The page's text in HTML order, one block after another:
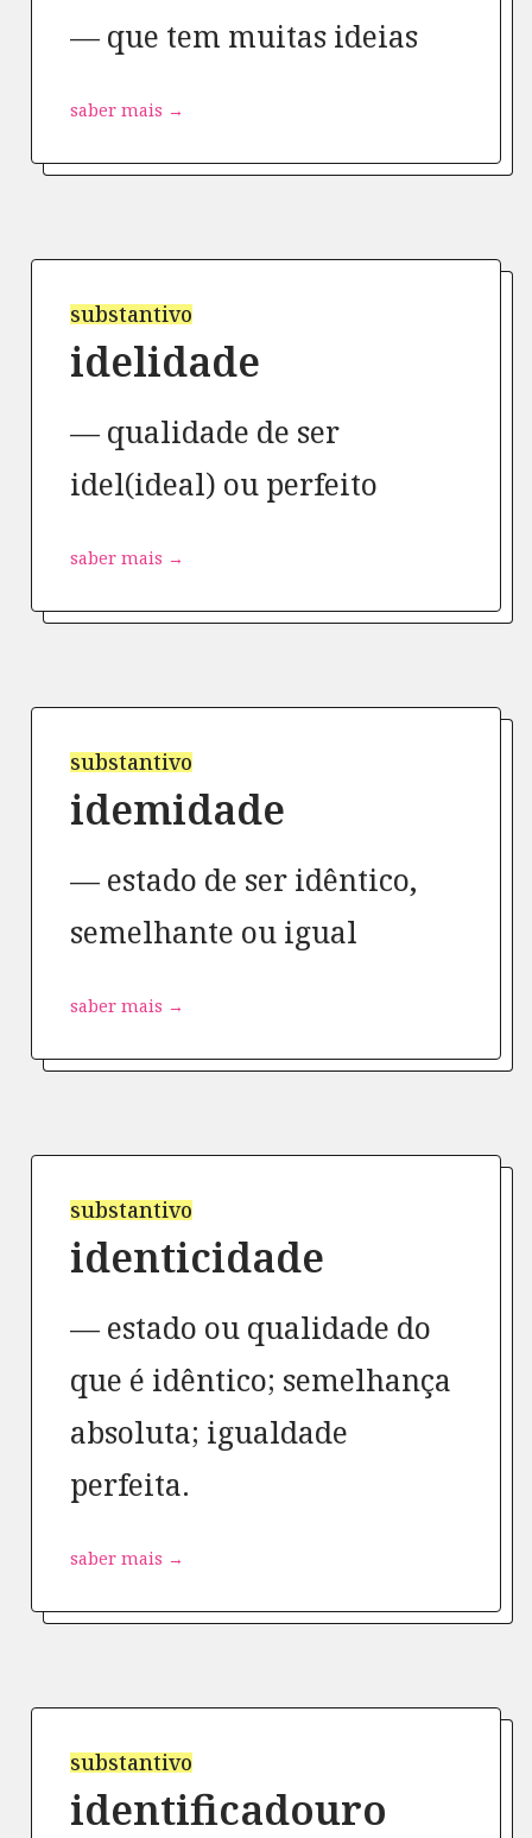
que tem muitas ideias
saber mais →
substantivo
idelidade
qualidade de ser
idel(ideal) ou perfeito
saber mais →
substantivo
idemidade
estado de ser idêntico,
semelhante ou igual
saber mais →
substantivo
identicidade
estado ou qualidade do
que é idêntico; semelhança
absoluta; igualdade
perfeita.
saber mais →
substantivo
identificadouro